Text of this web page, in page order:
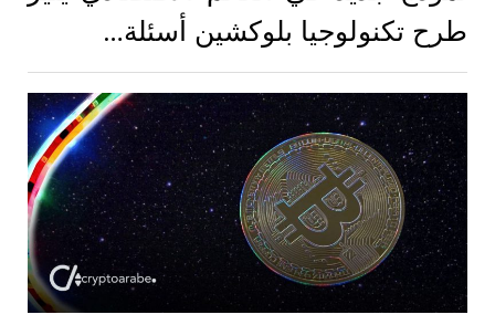
طرح تكنولوجيا بلوكشين أسئلة…